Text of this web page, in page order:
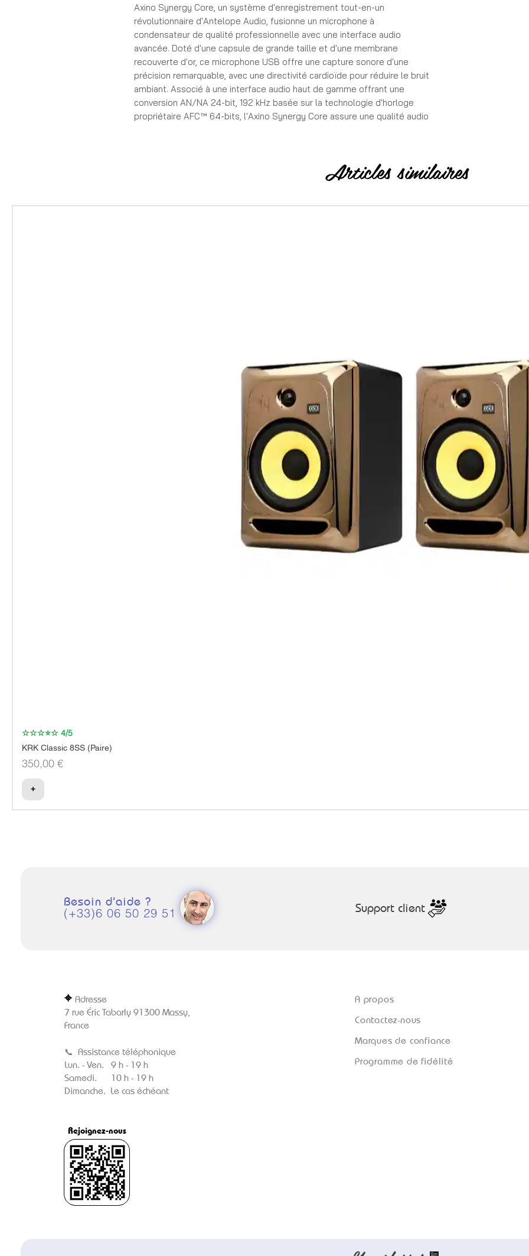
Axino Synergy Core, un système d'enregistrement tout-en-un
révolutionnaire d'Antelope Audio, fusionne un microphone à
condensateur de qualité professionnelle avec une interface audio
avancée. Doté d'une capsule de grande taille et d'une membrane
recouverte d'or, ce microphone USB offre une capture sonore d'une
précision remarquable, avec une directivité cardioïde pour réduire le bruit
ambiant. Associé à une interface audio haut de gamme offrant une
conversion AN/NA 24-bit, 192 kHz basée sur la technologie d'horloge
propriétaire AFC™ 64-bits, l'Axino Synergy Core assure une qualité audio
est sa bibliothèque d'émulations de microphones, offrant 18 modèles
dynamiques et à condensateur pour une flexibilité sonore inégalée. De
mobiles. Avec sa performance exceptionnelle et sa polyvalence, l'Axino
Synergy Core représente le choix ultime pour les professionnels de
l'audio à la recherche d'un système d'enregistrement complet et
Articles similaires
☆☆☆⭐☆ 4/5
KRK Classic 8SS (Paire)
Prix
350,00 €
+
Besoin d'aide ?
(+33)6 06 50 29 51 Support client
⌖ Adresse
7 rue Éric Tabarly 91300 Massy,
France
📞 Assistance téléphonique
Lun. - Ven. 9 h - 19 h
Samedi. 10 h - 19 h
Dimanche. Le cas échéant
Rejoignez-nous
Programme de fidélité
Marques de confiance
Contactez-nous
A propos